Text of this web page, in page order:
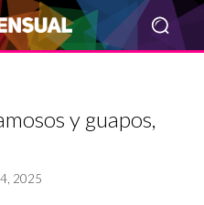
y guapos,
2025